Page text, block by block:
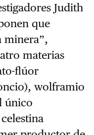
Judith
que
minera”,
materias
flúor
wolframio
único